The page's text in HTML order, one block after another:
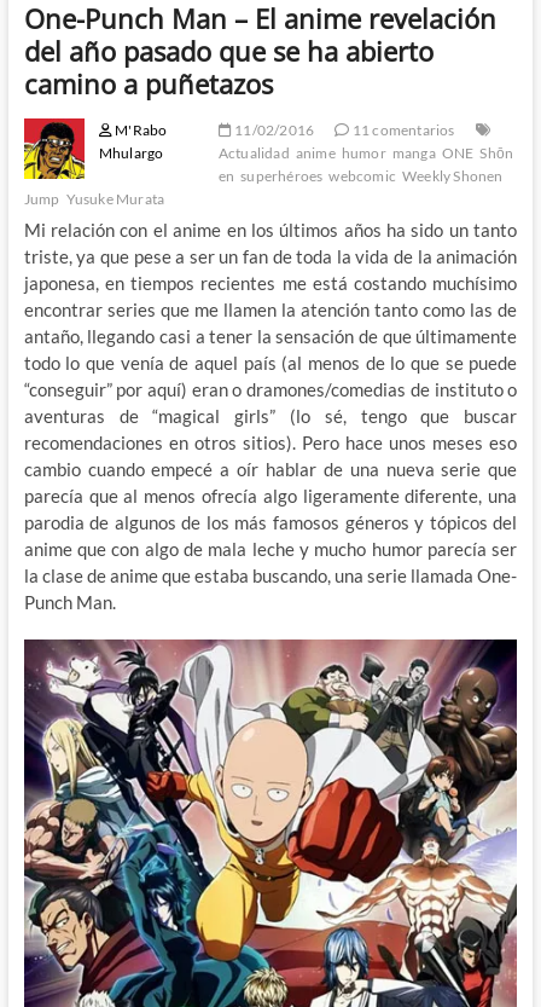
One-Punch Man – El anime revelación
del año pasado que se ha abierto
camino a puñetazos
M'Rabo
Mhulargo
11/02/2016
11 comentarios
Actualidad anime humor manga ONE Shōn
en superhéroes webcomic Weekly Shonen
Jump Yusuke Murata
Mi relación con el anime en los últimos años ha sido un tanto
triste, ya que pese a ser un fan de toda la vida de la animación
japonesa, en tiempos recientes me está costando muchísimo
encontrar series que me llamen la atención tanto como las de
antaño, llegando casi a tener la sensación de que últimamente
todo lo que venía de aquel país (al menos de lo que se puede
“conseguir” por aquí) eran o dramones/comedias de instituto o
aventuras de “magical girls” (lo sé, tengo que buscar
recomendaciones en otros sitios). Pero hace unos meses eso
cambio cuando empecé a oír hablar de una nueva serie que
parecía que al menos ofrecía algo ligeramente diferente, una
parodia de algunos de los más famosos géneros y tópicos del
anime que con algo de mala leche y mucho humor parecía ser
la clase de anime que estaba buscando, una serie llamada One-
Punch Man.